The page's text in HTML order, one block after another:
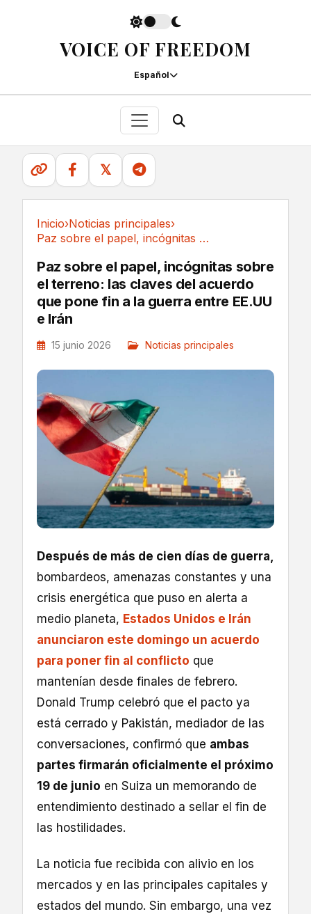
VOICE OF FREEDOM
Español
𝕏
Inicio›Noticias principales›
Paz sobre el papel, incógnitas sobre el...
Paz sobre el papel, incógnitas sobre
el terreno: las claves del acuerdo
que pone fin a la guerra entre EE.UU
e Irán
15 junio 2026 Noticias principales
Después de más de cien días de guerra,
bombardeos, amenazas constantes y una
crisis energética que puso en alerta a
medio planeta, Estados Unidos e Irán
anunciaron este domingo un acuerdo
para poner fin al conflicto que
mantenían desde finales de febrero.
Donald Trump celebró que el pacto ya
está cerrado y Pakistán, mediador de las
conversaciones, confirmó que ambas
partes firmarán oficialmente el próximo
19 de junio en Suiza un memorando de
entendimiento destinado a sellar el fin de
las hostilidades.
La noticia fue recibida con alivio en los
mercados y en las principales capitales y
estados del mundo. Sin embargo, una vez